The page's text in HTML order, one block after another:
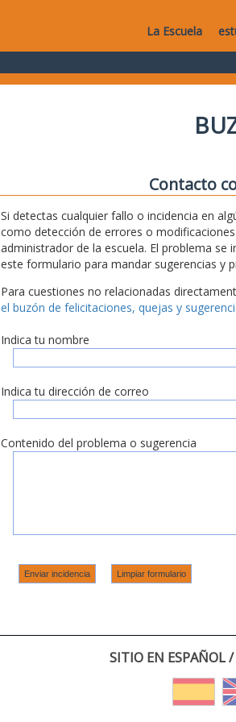
La Escuela
Contacto
Si detectas cualquier fallo o incidencia en
como detección de errores o
administrador de la escuela. El problema
este formulario para mandar sugerencias y
Para cuestiones no relacionadas
el buzón de felicitaciones, quejas y
Indica tu nombre
Indica tu dirección de correo
Contenido del problema o sugerencia
SITIO EN ESPAÑOL